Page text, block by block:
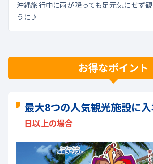
沖縄旅行中に雨が降っても足元気にせず
うに♪
お得なポイント
最大8つの人気観光施設に
日以上の場合